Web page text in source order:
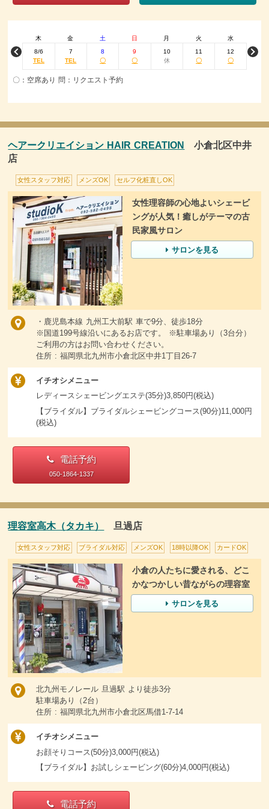
木
8/6
TEL
金
7
TEL
土
8
〇
日
9
〇
月
10
休
火
11
〇
水
12
〇
〇：空席あり 問：リクエスト予約
ヘアークリエイション HAIR CREATION
小倉北区中井
店
女性スタッフ対応 メンズOK セルフ化粧直しOK
女性理容師の心地よいシェービ
ングが人気！癒しがテーマの古
民家風サロン
サロンを見る
・鹿児島本線 九州工大前駅 車で9分、徒歩18分
※国道199号線沿いにあるお店です。 ※駐車場あり（3台分）
ご利用の方はお問い合わせください。
住所 : 福岡県北九州市小倉北区中井1丁目26-7
イチオシメニュー
レディースシェービングエステ(35分)3,850円(税込)
【ブライダル】ブライダルシェービングコース(90分)11,000円
(税込)
電話予約
050-1864-1337
理容室高木（タカキ） 旦過店
女性スタッフ対応 ブライダル対応 メンズOK 18時以降OK カードOK
小倉の人たちに愛される、どこ
かなつかしい昔ながらの理容室
サロンを見る
北九州モノレール 旦過駅 より徒歩3分
駐車場あり（2台）
住所 : 福岡県北九州市小倉北区馬借1-7-14
イチオシメニュー
お顔そりコース(50分)3,000円(税込)
【ブライダル】お試しシェービング(60分)4,000円(税込)
電話予約